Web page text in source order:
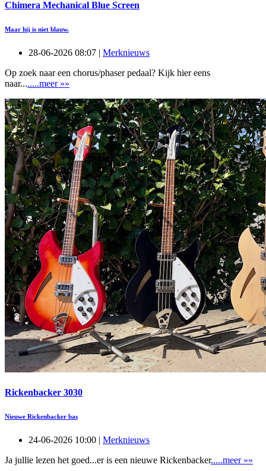
Chimera Mechanical Blue Screen
Maar hij is niet blauw.
28-06-2026 08:07 | Merknieuws
Op zoek naar een chorus/phaser pedaal? Kijk hier eens
naar........meer »»
Rickenbacker 3030
Nieuwe Rickenbacker bas
24-06-2026 10:00 | Merknieuws
Ja jullie lezen het goed...er is een nieuwe Rickenbacker.....meer »»